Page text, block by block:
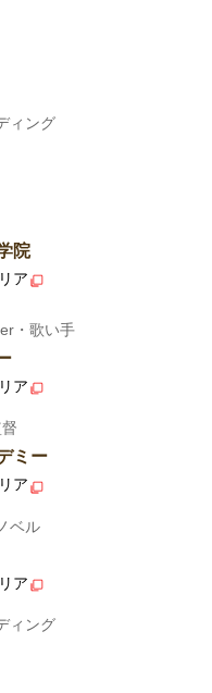
ィング
院
ア
・歌い手
ア
ミー
ア
ベル
ア
ィング